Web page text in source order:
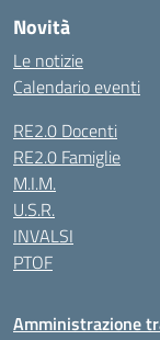
Novità
Le notizie
Calendario eventi
RE2.0 Docenti
RE2.0 Famiglie
M.I.M.
U.S.R.
INVALSI
PTOF
Amministrazione